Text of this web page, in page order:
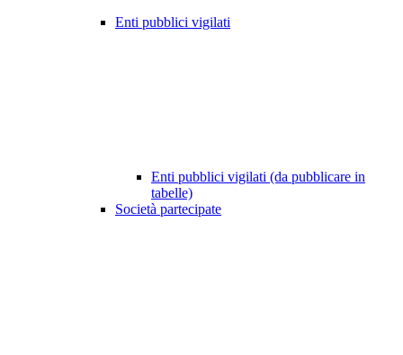
Enti pubblici vigilati
Enti pubblici vigilati (da pubblicare in
tabelle)
Società partecipate